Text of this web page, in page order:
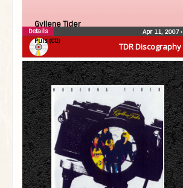
TDR Discography
Gyllene Tider
Puls (CD)
Apr 11, 2007•
Details